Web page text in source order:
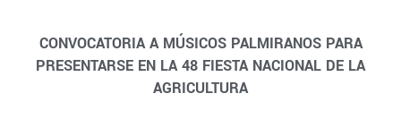
CONVOCATORIA A MÚSICOS PALMIRANOS PARA
PRESENTARSE EN LA 48 FIESTA NACIONAL DE LA
AGRICULTURA